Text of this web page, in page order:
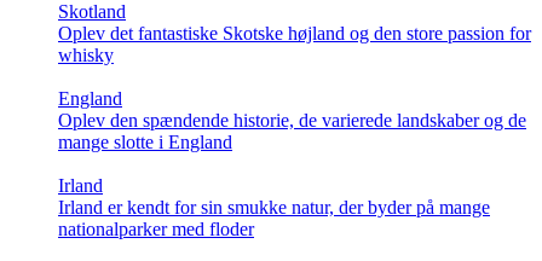
Skotland
Oplev det fantastiske Skotske højland og den store passion for
whisky
England
Oplev den spændende historie, de varierede landskaber og de
mange slotte i England
Irland
Irland er kendt for sin smukke natur, der byder på mange
nationalparker med floder